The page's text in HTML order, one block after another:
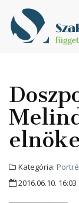
elnöke
Kategória: Portré
2016.06.10. 16:03